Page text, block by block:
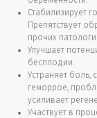
Стабилизирует
Препятствует
прочих
Улучшает
бесплодии.
Устраняет боль,
геморрое,
усиливает
Участвует в